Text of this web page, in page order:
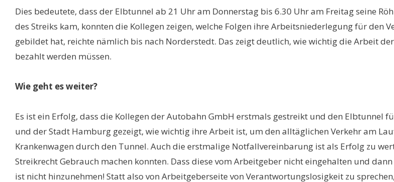
Dies bedeutete, dass der Elbtunnel ab 21 Uhr am Donnerstag bis 6.30 Uhr am Freitag seine
des Streiks kam, konnten die Kollegen zeigen, welche Folgen ihre Arbeitsniederlegung für den
gebildet hat, reichte nämlich bis nach Norderstedt. Das zeigt deutlich, wie wichtig die Arbeit
bezahlt werden müssen.
Wie geht es weiter?
Es ist ein Erfolg, dass die Kollegen der Autobahn GmbH erstmals gestreikt und den Elbtunnel
und der Stadt Hamburg gezeigt, wie wichtig ihre Arbeit ist, um den alltäglichen Verkehr am
Krankenwagen durch den Tunnel. Auch die erstmalige Notfallvereinbarung ist als Erfolg zu
Streikrecht Gebrauch machen konnten. Dass diese vom Arbeitgeber nicht eingehalten und
ist nicht hinzunehmen! Statt also von Arbeitgeberseite von Verantwortungslosigkeit zu